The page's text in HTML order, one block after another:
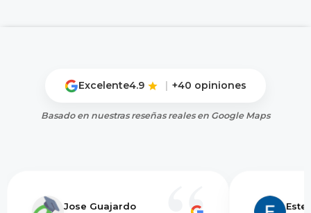
Excelente4.9 +40 opiniones
Basado en nuestras reseñas reales en Google Maps
Jose Guajardo